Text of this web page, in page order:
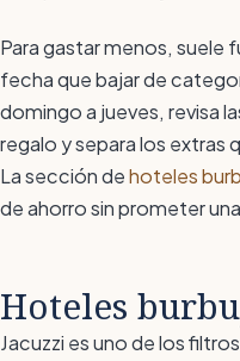
Para gastar menos, suele
fecha que bajar de
domingo a jueves, revisa
regalo y separa los extras
La sección dehoteles
de ahorro sin prometer
Hoteles
Jacuzzi es uno de los